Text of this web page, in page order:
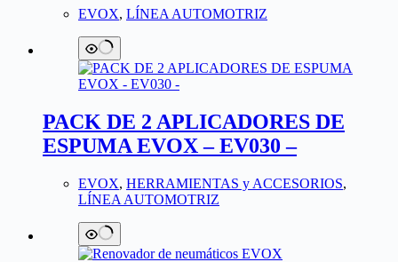
EVOX, LÍNEA AUTOMOTRIZ
PACK DE 2 APLICADORES DE
ESPUMA EVOX – EV030 –
EVOX, HERRAMIENTAS y ACCESORIOS,
LÍNEA AUTOMOTRIZ